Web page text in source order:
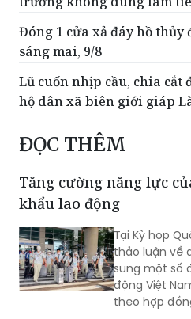
sáng mai, 9/8
Lũ cuốn nhịp cầu, chia cắt
hộ dân xã biên giới giáp
ĐỌC THÊM
Tăng cường năng lực
Tại Kỳ họp
thảo luận về
sung một số
động Việt
theo hợp
tưởng thú vị,
huy giá trị,
khẩu lao
Để nước thải công